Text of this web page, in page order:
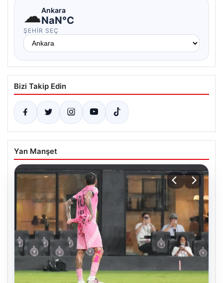
☁Ankara
NaN°C
ŞEHIR SEÇ
Bizi Takip Edin
Yan Manşet